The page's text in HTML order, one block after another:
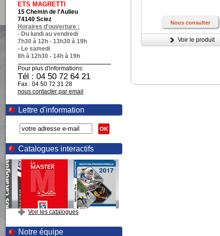
ETS MAGRETTI
15 Chemin de l'Aulieu
74140 Sciez
Horaires d'ouverture :
- Du lundi au vendredi
7h30 à 12h - 13h30 à 19h
- Le samedi
8h à 12h30 - 14h à 19h
Pour plus d'informations:
Tél : 04 50 72 64 21
Fax : 04 50 72 31 28
nous contacter par email
Lettre d'information
OK
Catalogues interactifs
Voir les catalogues
Notre équipe
Nous consulter
Voir le produit